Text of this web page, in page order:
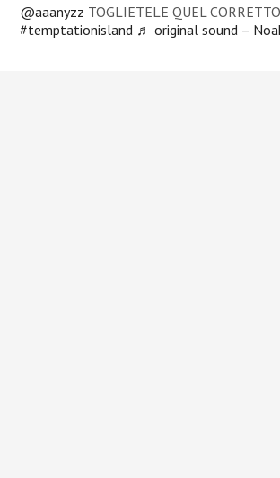
@aaanyzz TOGLIETELE QUEL
#temptationisland ♬ original sound –